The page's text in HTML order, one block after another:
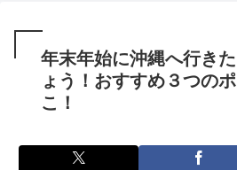
年末年始に沖縄へ行き
ょう！おすすめ３つの
こ！